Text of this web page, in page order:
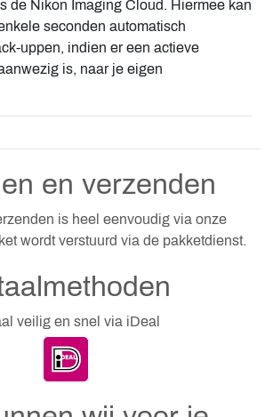
de Nikon Imaging Cloud. Hiermee kan
seconden automatisch
uppen, indien er een actieve
is, naar je eigen
en verzenden
is heel eenvoudig via onze
wordt verstuurd via de pakketdienst.
veilig en snel via iDeal